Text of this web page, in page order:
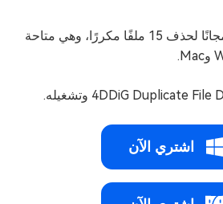
يمكنك تجربة هذه الأداة مجانًا لحذف 15 ملفًا مكررًا، وهي متاحة
اشتري الآن